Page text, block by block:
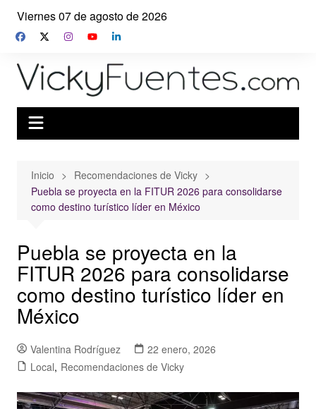
Saltar
contenido
Viernes 07 de agosto de 2026
Inicio
Recomendaciones de Vicky
Puebla se proyecta en la FITUR 2026 para consolidarse
como destino turístico líder en México
Puebla se proyecta en la
FITUR 2026 para consolidarse
como destino turístico líder en
México
Valentina Rodríguez
22 enero, 2026
Local, Recomendaciones de Vicky